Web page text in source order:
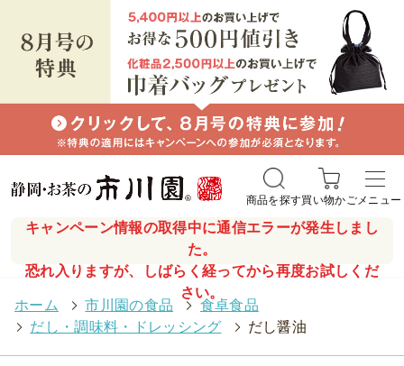
キャンペーン情報の取得中に通信エラーが発生しまし
た。
恐れ入りますが、しばらく経ってから再度お試しくだ
さい。
商品を探す買い物かごメニュー
ホーム > 市川園の食品 > 食卓食品
> だし・調味料・ドレッシング > だし醤油